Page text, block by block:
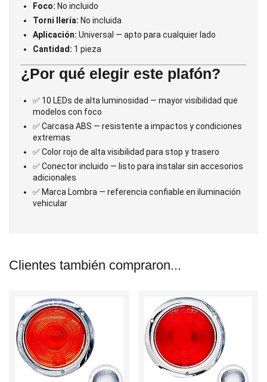
Foco: No incluido
Torni llería: No incluida
Aplicación: Universal — apto para cualquier lado
Cantidad: 1 pieza
¿Por qué elegir este plafón?
✅ 10 LEDs de alta luminosidad — mayor visibilidad que
modelos con foco
✅ Carcasa ABS — resistente a impactos y condiciones
extremas
✅ Color rojo de alta visibilidad para stop y trasero
✅ Conector incluido — listo para instalar sin accesorios
adicionales
✅ Marca Lombra — referencia confiable en iluminación
vehicular
Clientes también compraron...